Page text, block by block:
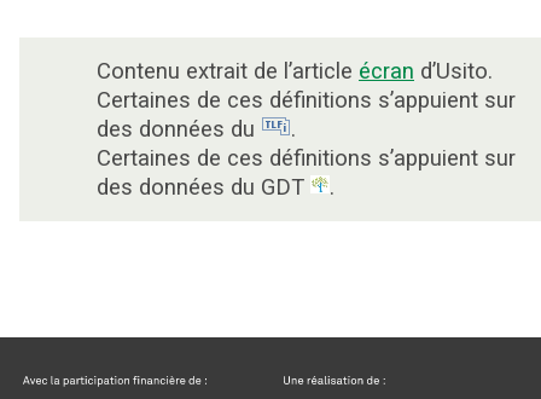
Contenu extrait de l’article écran d’Usito.
Certaines de ces définitions s’appuient sur
des données du
.
Certaines de ces définitions s’appuient sur
des données du GDT
.